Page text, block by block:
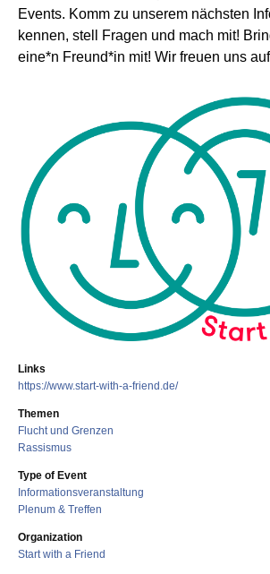
Events. Komm zu unserem nächsten
kennen, stell Fragen und mach mit!
eine*n Freund*in mit! Wir freuen uns
Links
https://www.start-with-a-friend.de/
Themen
Flucht und Grenzen
Rassismus
Type of Event
Informationsveranstaltung
Plenum & Treffen
Organization
Start with a Friend